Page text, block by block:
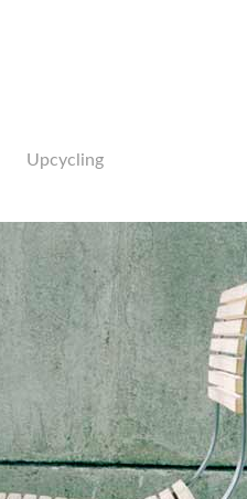
Upcycling